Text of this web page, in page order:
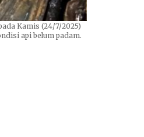
Kamis (24/7/2025)
api belum padam.